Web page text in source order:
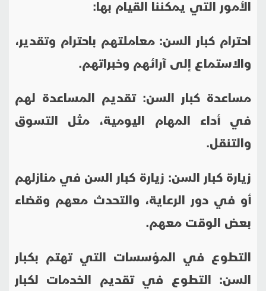
الأمور التي يمكننا القيام بها:
احترام كبار السن: معاملتهم باحترام وتقدير،
والاستماع إلى آرائهم وخبراتهم.
مساعدة كبار السن: تقديم المساعدة لهم
في أداء المهام اليومية، مثل التسوق
والتنقل.
زيارة كبار السن: زيارة كبار السن في منازلهم
أو في دور الرعاية، والتحدث معهم وقضاء
بعض الوقت معهم.
التطوع في المؤسسات التي تهتم بكبار
السن: التطوع في تقديم الخدمات لكبار